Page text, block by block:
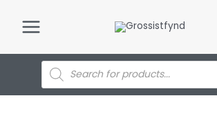
Main
MenuProducts
search